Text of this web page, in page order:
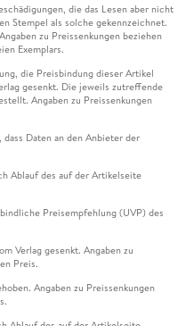
die das Lesen aber nicht
Stempel als solche gekennzeichnet.
zu Preissenkungen beziehen
Exemplars.
die Preisbindung dieser Artikel
gesenkt. Die jeweils zutreffende
Angaben zu Preissenkungen
Daten an den Anbieter der
Ablauf des auf der Artikelseite
Preisempfehlung (UVP) des
Verlag gesenkt. Angaben zu
Preis.
Angaben zu Preissenkungen